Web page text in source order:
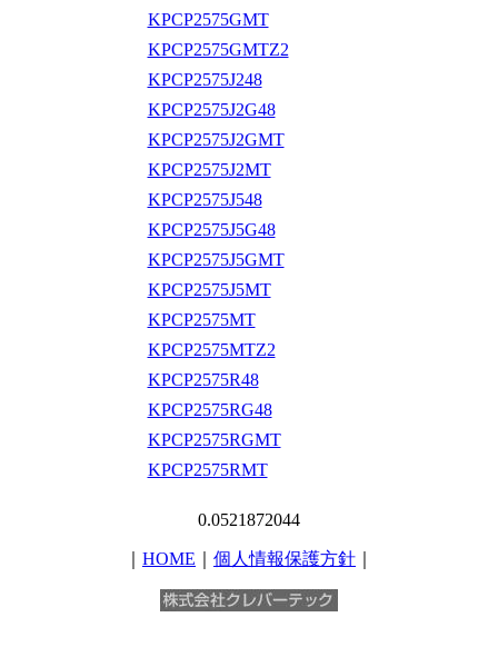
KPCP2575GMT
KPCP2575GMTZ2
KPCP2575J248
KPCP2575J2G48
KPCP2575J2GMT
KPCP2575J2MT
KPCP2575J548
KPCP2575J5G48
KPCP2575J5GMT
KPCP2575J5MT
KPCP2575MT
KPCP2575MTZ2
KPCP2575R48
KPCP2575RG48
KPCP2575RGMT
KPCP2575RMT
0.0521872044
HOME 個人情報保護方針